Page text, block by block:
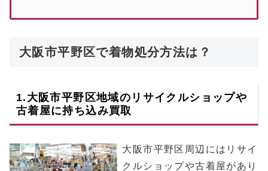
大阪市平野区で着物処分方法は？
1. 大阪市平野区地域のリサイクルショップや
古着屋に持ち込み買取
大阪市平野区周辺にはリサイ
クルショップや古着屋があり